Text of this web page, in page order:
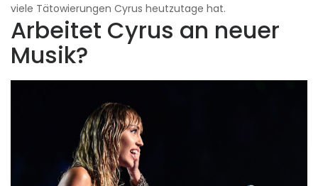
viele Tätowierungen Cyrus heutzutage hat.
Arbeitet Cyrus an neuer
Musik?